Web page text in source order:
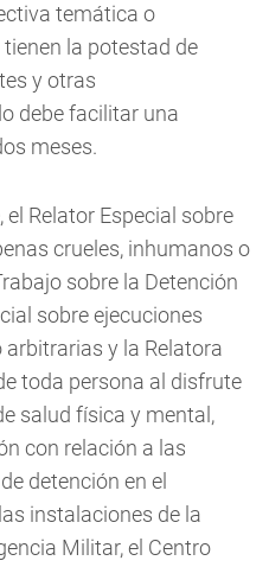
temática o
la potestad de
y otras
debe facilitar una
meses.
Relator Especial sobre
crueles, inhumanos o
sobre la Detención
sobre ejecuciones
y la Relatora
toda persona al disfrute
salud física y mental,
con relación a las
detención en el
instalaciones de la
Militar, el Centro